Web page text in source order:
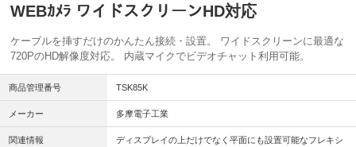
WEBｶﾒﾗ ワイドスクリーンHD対応
ケーブルを挿すだけのかんたん接続・設置。 ワイドスクリーンに最適な
720PのHD解像度対応。 内蔵マイクでビデオチャット利用可能。
商品管理番号 TSK85K
メーカー 多摩電子工業
関連情報
ディスプレイの上だけでなく平面にも設置可能なフレキシ